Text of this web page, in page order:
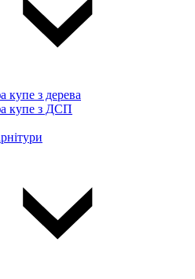
купе з дерева
купе з ДСП